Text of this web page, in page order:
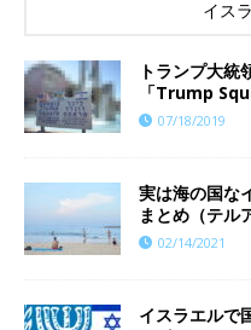
イス
トランプ大統
「Trump
07/18/2019
実は海の国な
まとめ（テル
02/14/2021
イスラエルで